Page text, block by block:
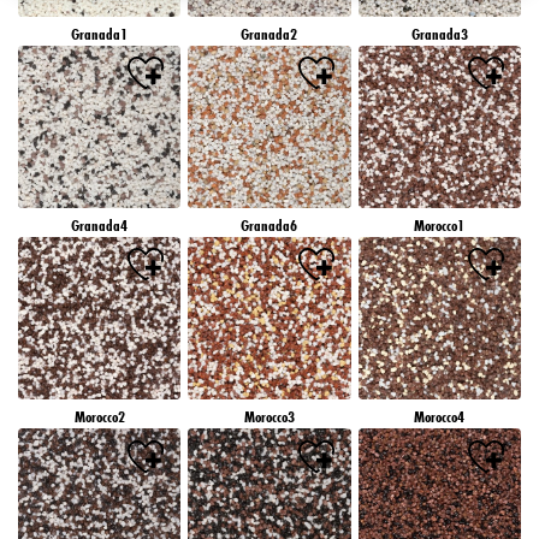
Granada1 Granada2 Granada3
Granada4 Granada6 Morocco1
Morocco2 Morocco3 Morocco4
záujmov), na tejto webovej lokalite a v iných médiách (tretích strán) prostredníctvom
zariadení, ktoré boli pridelené vám alebo vašej domácnosti, ako aj na meranie a
optimalizáciu úspešnosti reklamných kampaní..
Viac informácií o spracovaní vašich údajov nájdete v našom vyhlásení o ochrane
údajov, ktoré je uvedené v pätičke (časť "Cookies, pixely, odtlačky prstov a podobné
technológie"). Svoj súhlas môžete kedykoľvek odvolať s účinnosťou do budúcnosti
vypnutím súborov cookie na našej webovej stránke v časti "Nastavenia súborov cookie"
prepojenej v pätičke. Ďalšie informácie týkajúce sa súborov cookie používaných na tejto
webovej lokalite, najmä doby ich uchovávania, nájdete v podrobných informáciách o
jednotlivých súboroch cookie, ktoré sú k dispozícii po kliknutí na tlačidlo "upraviť"
nižšie".
Ak kliknete na "Upraviť", môžete nájsť viac informácií o spracovaní vašich
údajov/používaní súborov cookie a povoliť ich na jeden alebo viacero vyššie
uvedených účelov. Kliknutím na "Prijať všetko" súhlasíte s používaním súborov cookie,
ako aj so spracovaním vašich osobných údajov na všetky vyššie uvedené účely. Ak
kliknete na "Odmietnuť", budú sa používať len súbory cookie, ktoré sú technicky
nevyhnutné na poskytovanie tejto webovej stránky.